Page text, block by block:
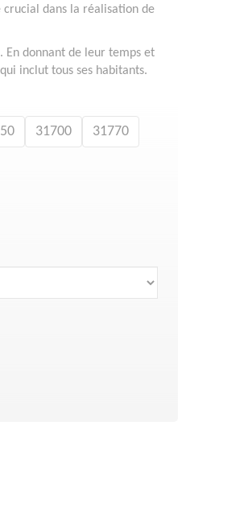
dans la réalisation de
En donnant de leur temps et
inclut tous ses habitants.
31700 31770